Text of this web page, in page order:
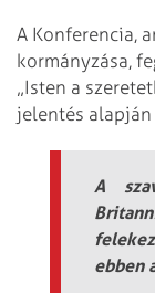
A Konferencia,
kormányzása,
„Isten a
jelentés
A
ebben